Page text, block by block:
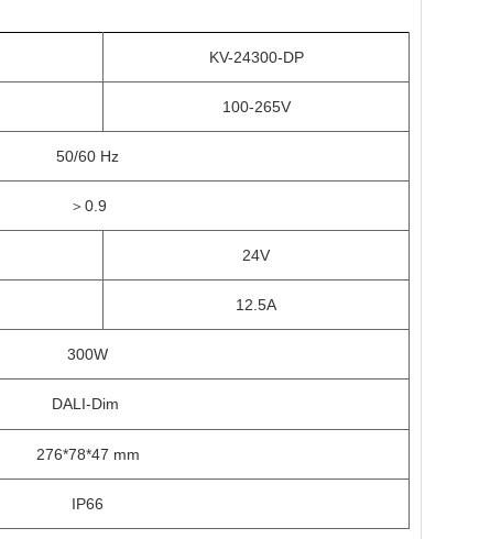
KV-24300-DP
100-265V
50/60 Hz
＞0.9
24V
12.5A
300W
DALI-Dim
276*78*47 mm
IP66